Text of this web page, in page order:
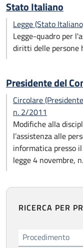
Stato Italiano
Legge (Stato
Legge-quadro per
diritti delle persone
Presidente del
Circolare
n. 2/2011
Modifiche alla
l’assistenza alle
informatica presso
legge 4 novembre,
RICERCA PER
Procedimento